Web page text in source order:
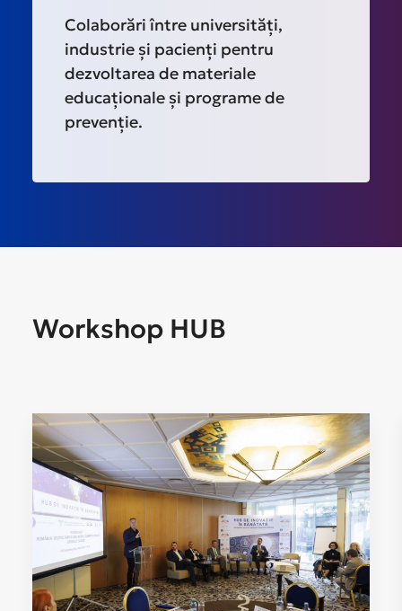
Colaborări între universități,
industrie și pacienți pentru
dezvoltarea de materiale
educaționale și programe de
prevenție.
Workshop HUB